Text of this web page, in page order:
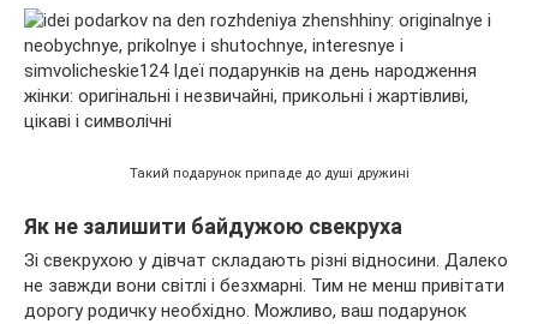
Такий подарунок припаде до душі дружині
Як не залишити байдужою свекруха
Зі свекрухою у дівчат складають різні відносини. Далеко
не завжди вони світлі і безхмарні. Тим не менш привітати
дорогу родичку необхідно. Можливо, ваш подарунок